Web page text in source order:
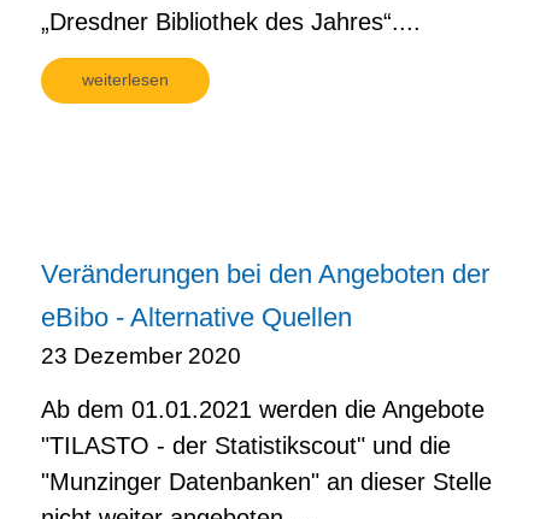
„Dresdner Bibliothek des Jahres“....
weiterlesen
Veränderungen bei den Angeboten der
eBibo - Alternative Quellen
23 Dezember 2020
Ab dem 01.01.2021 werden die Angebote
"TILASTO - der Statistikscout" und die
"Munzinger Datenbanken" an dieser Stelle